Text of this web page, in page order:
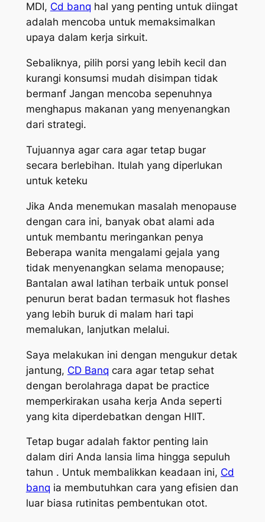
MDI, Cd banq hal yang penting untuk diingat
adalah mencoba untuk memaksimalkan
upaya dalam kerja sirkuit.
Sebaliknya, pilih porsi yang lebih kecil dan
kurangi konsumsi mudah disimpan tidak
bermanf Jangan mencoba sepenuhnya
menghapus makanan yang menyenangkan
dari strategi.
Tujuannya agar cara agar tetap bugar
secara berlebihan. Itulah yang diperlukan
untuk keteku
Jika Anda menemukan masalah menopause
dengan cara ini, banyak obat alami ada
untuk membantu meringankan penya
Beberapa wanita mengalami gejala yang
tidak menyenangkan selama menopause;
Bantalan awal latihan terbaik untuk ponsel
penurun berat badan termasuk hot flashes
yang lebih buruk di malam hari tapi
memalukan, lanjutkan melalui.
Saya melakukan ini dengan mengukur detak
jantung, CD Banq cara agar tetap sehat
dengan berolahraga dapat be practice
memperkirakan usaha kerja Anda seperti
yang kita diperdebatkan dengan HIIT.
Tetap bugar adalah faktor penting lain
dalam diri Anda lansia lima hingga sepuluh
tahun . Untuk membalikkan keadaan ini, Cd
banq ia membutuhkan cara yang efisien dan
luar biasa rutinitas pembentukan otot.